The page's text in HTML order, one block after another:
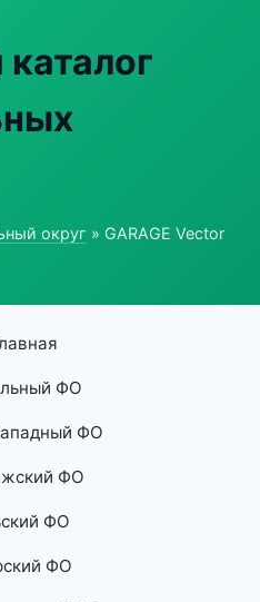
округ » GARAGE Vector
ФО
ФО
ФО
ФО
ФО